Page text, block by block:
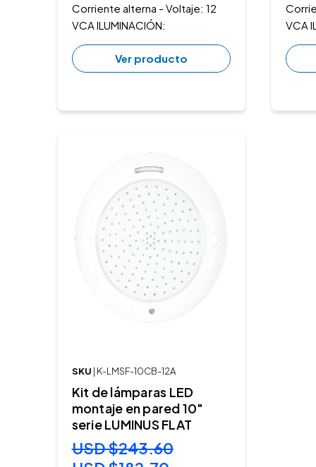
Corriente alterna - Voltaje: 12
VCA ILUMINACIÓN:
Ver producto
VCA
SKU | K-LMSF-10CB-12A
Kit de lámparas LED
montaje en pared 10"
serie LUMINUS FLAT
USD $243.60